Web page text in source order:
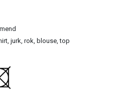
jurk, rok, blouse, top